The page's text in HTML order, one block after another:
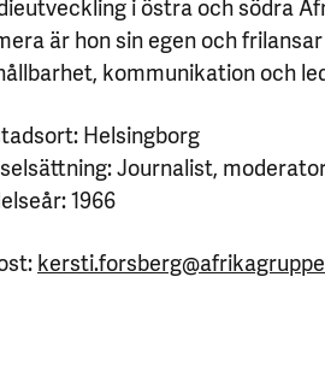
är hon sin egen och
kommunikation och
Helsingborg
Journalist,
1966